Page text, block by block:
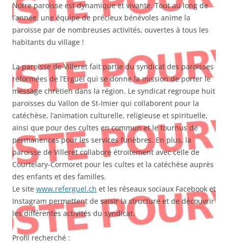
Notre paroisse est dynamique et vivante. Tout au long de
l’année, une équipe de précieux bénévoles anime la
paroisse par de nombreuses activités, ouvertes à tous les
habitants du village !
La paroisse de Villeret fait partie du syndicat des paroisses
réformées de l’Erguël qui se donne la mission de porter le
message chrétien dans la région. Le syndicat regroupe huit
paroisses du Vallon de St-Imier qui collaborent pour la
catéchèse, l’animation culturelle, religieuse et spirituelle,
ainsi que pour des cultes en commun et le tournus de
permanences pour les services funèbres. En plus, la
paroisse de Villeret collabore étroitement avec celle de
Courtelary-Cormoret pour les cultes et la catéchèse auprès
des enfants et des familles.
Le site www.referguel.ch et les réseaux sociaux Facebook et
Instagram permettent de saisir la structure et de découvrir
les différentes activités du syndicat.
Profil recherché :